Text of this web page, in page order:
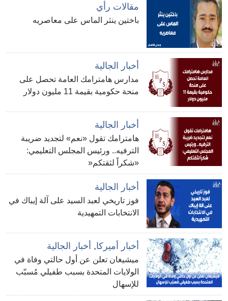
مقالات رأي
باختين ينثر الماس على معاصريه
أخبار الجالية
مدارس هامترامك العامة تحصل على
منحة حكومية بقيمة 11 مليون دولار
أخبار الجالية
هامترامك تقول «نعم» لتجديد ضريبة
الترفيه.. ورئيس المجلس التعليمي:
«شكراً لثقتكم«
أخبار الجالية
فوز تاريخي لعبد السيد على آلة إيباك في
الانتخابات التمهيدية
أخبار أميركا, أخبار الجالية
ميشيغان تعلن عن أول حالتي وفاة في
الولايات المتحدة بسبب طفيلي مُسبّب
للإسهال